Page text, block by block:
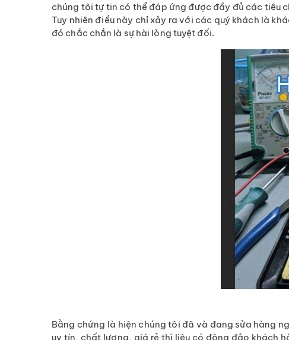
chúng tôi tự tin có thể đáp ứng được đầy đủ các tiêu
Tuy nhiên điều này chỉ xảy ra với các quý khách là
đó chắc chắn là sự hài lòng tuyệt đối.
Bằng chứng là hiện chúng tôi đã và đang sửa hàng
uy tín, chất lượng, giá rẻ thì liệu có đông đảo khách